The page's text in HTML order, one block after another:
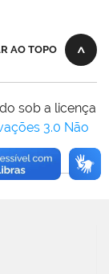
AO TOPO
sob a licença
3.0 Não